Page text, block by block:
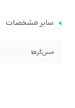
سایر مشخصات
حس‌گرها